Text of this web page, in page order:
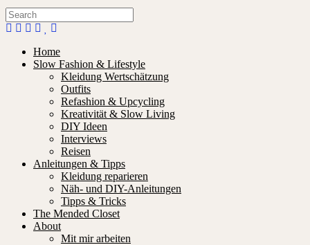
Home
Slow Fashion & Lifestyle
Kleidung Wertschätzung
Outfits
Refashion & Upcycling
Kreativität & Slow Living
DIY Ideen
Interviews
Reisen
Anleitungen & Tipps
Kleidung reparieren
Näh- und DIY-Anleitungen
Tipps & Tricks
The Mended Closet
About
Mit mir arbeiten